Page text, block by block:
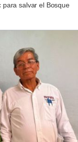
para salvar el Bosque